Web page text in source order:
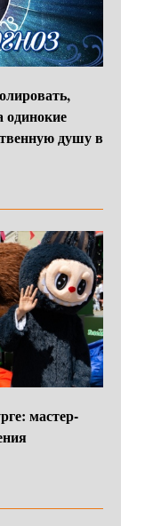
одинокие
душу в
мастер-